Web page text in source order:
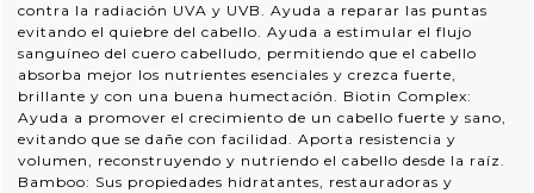
contra la radiación UVA y UVB. Ayuda a reparar las puntas
evitando el quiebre del cabello. Ayuda a estimular el flujo
sanguíneo del cuero cabelludo, permitiendo que el cabello
absorba mejor los nutrientes esenciales y crezca fuerte,
brillante y con una buena humectación. Biotin Complex:
Ayuda a promover el crecimiento de un cabello fuerte y sano,
evitando que se dañe con facilidad. Aporta resistencia y
volumen, reconstruyendo y nutriendo el cabello desde la raíz.
Bamboo: Sus propiedades hidratantes, restauradoras y